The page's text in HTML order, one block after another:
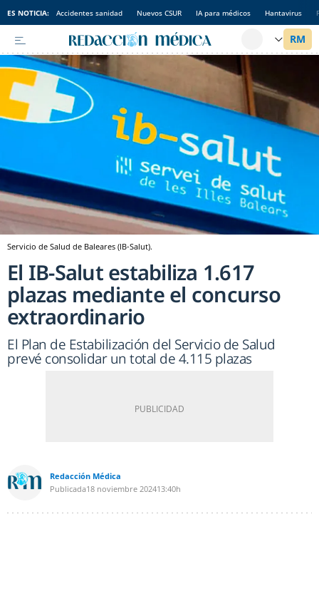
ES NOTICIA: Accidentes sanidad Nuevos CSUR IA para médicos Hantavirus
Servicio de Salud de Baleares (IB-Salut).
El IB-Salut estabiliza 1.617
plazas mediante el concurso
extraordinario
El Plan de Estabilización del Servicio de Salud
prevé consolidar un total de 4.115 plazas
Redacción Médica
Publicada18 noviembre 202413:40h